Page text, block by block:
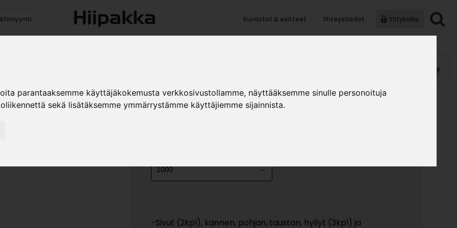
parantaaksemme käyttäjäkokemusta verkkosivustollamme, näyttääksemme sinulle personoituja
sekä lisätäksemme ymmärrystämme käyttäjiemme sijainnista.
Kuvastot & esitteet Yhteystiedot Yrityksille
Pintakäsittely
-Sivut (2kpl), kannen, pohjan, taustan, hyllyt (3kpl) ja